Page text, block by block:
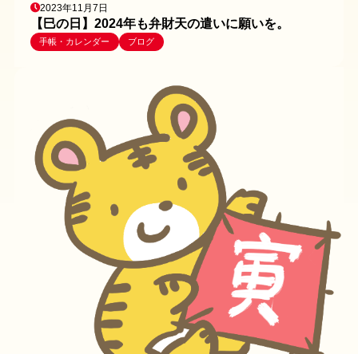
2023年11月7日
【巳の日】2024年も弁財天の遣いに願いを。
手帳・カレンダー ブログ